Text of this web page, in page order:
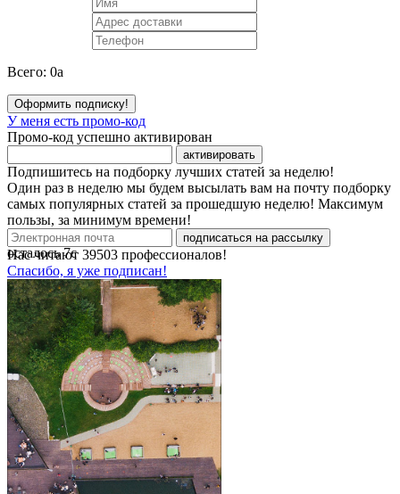
Всего: 0a
Оформить подписку!
У меня есть промо-код
Промо-код успешно активирован
активировать
Подпишитесь на подборку лучших статей за неделю!
Один раз в неделю мы будем высылать вам на почту подборку
самых популярных статей за прошедшую неделю! Максимум
пользы, за минимум времени!
подписаться на рассылку
Нас читают 39503 профессионалов!
Спасибо, я уже подписан!
осталось7с